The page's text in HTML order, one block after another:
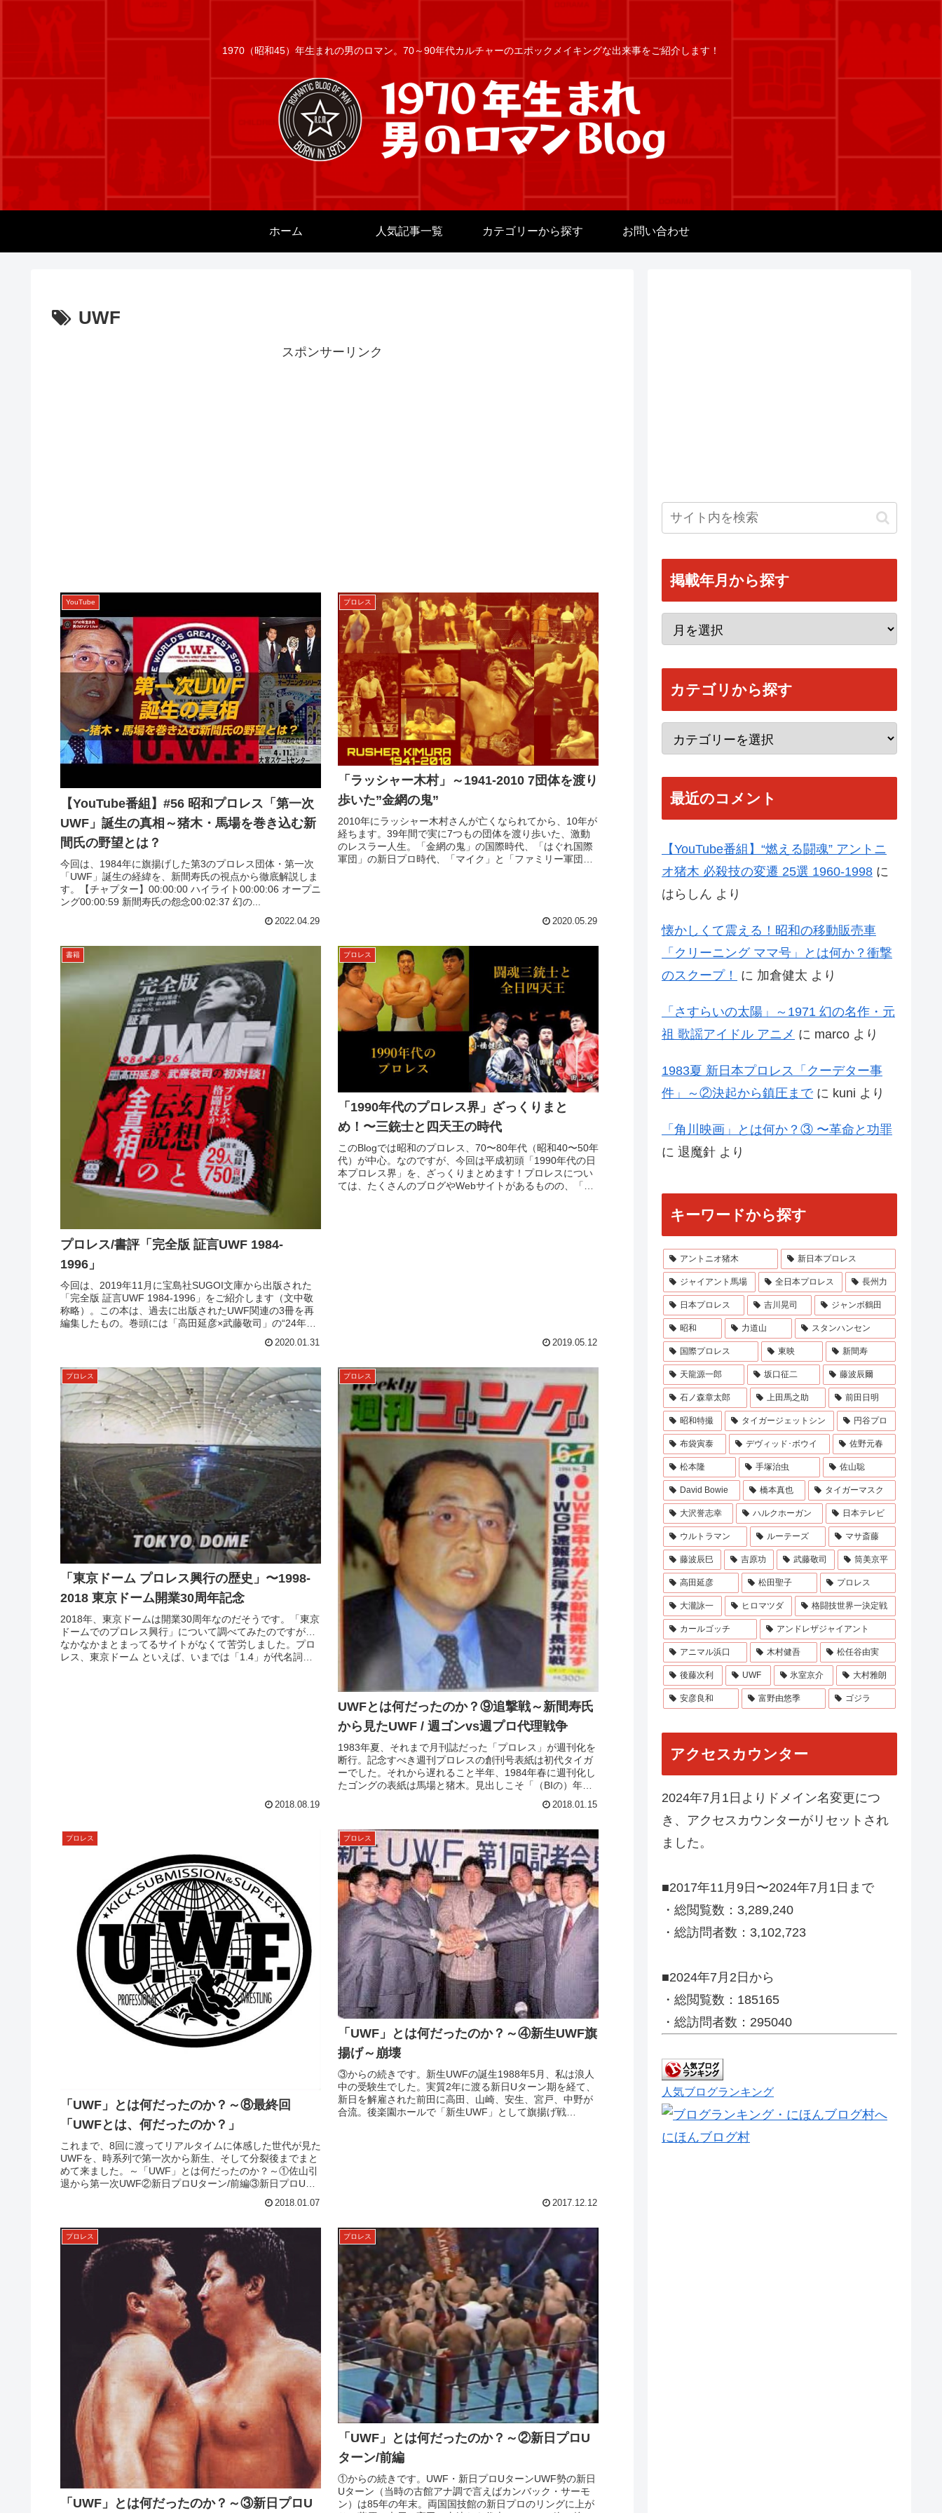
1970（昭和45）年生まれの男のロマン。70～90年代カルチャーのエポックメイキングな出来事をご紹介します！
ホーム 人気記事一覧 カテゴリーから探す お問い合わせ
UWF
スポンサーリンク
YouTube
【YouTube番組】#56 昭和プロレス「第一次
UWF」誕生の真相～猪木・馬場を巻き込む新
間氏の野望とは？
今回は、1984年に旗揚げした第3のプロレス団体・第一次
「UWF」誕生の経緯を、新間寿氏の視点から徹底解説しま
す。【チャプター】00:00:00 ハイライト00:00:06 オープニ
ング00:00:59 新間寿氏の怨念00:02:37 幻の...
2022.04.29
プロレス
「ラッシャー木村」～1941-2010 7団体を渡り
歩いた”金網の鬼”
2010年にラッシャー木村さんが亡くなられてから、10年が
経ちます。39年間で実に7つもの団体を渡り歩いた、激動
のレスラー人生。「金網の鬼」の国際時代、「はぐれ国際
軍団」の新日プロ時代、「マイク」と「ファミリー軍団」
2020.05.29
書籍
プロレス/書評「完全版 証言UWF 1984-
1996」
今回は、2019年11月に宝島社SUGOI文庫から出版された
「完全版 証言UWF 1984-1996」をご紹介します（文中敬
称略）。この本は、過去に出版されたUWF関連の3冊を再
編集したもの。巻頭には「高田延彦×武藤敬司」の“24年後
2020.01.31
プロレス
「1990年代のプロレス界」ざっくりまと
め！〜三銃士と四天王の時代
このBlogでは昭和のプロレス、70〜80年代（昭和40〜50年
代）が中心。なのですが、今回は平成初頭「1990年代の日
本プロレス界」を、ざっくりまとめます！プロレスについ
ては、たくさんのブログやWebサイトがあるものの、「90
2019.05.12
プロレス
「東京ドーム プロレス興行の歴史」〜1998-
2018 東京ドーム開業30周年記念
2018年、東京ドームは開業30周年なのだそうです。「東京
ドームでのプロレス興行」について調べてみたのですが…
なかなかまとまってるサイトがなくて苦労しました。プロ
レス、東京ドーム といえば、いまでは「1.4」が代名詞で
2018.08.19
プロレス
UWFとは何だったのか？⑨追撃戦～新間寿氏
から見たUWF / 週ゴンvs週プロ代理戦争
1983年夏、それまで月刊誌だった「プロレス」が週刊化を
断行。記念すべき週刊プロレスの創刊号表紙は初代タイガ
ーでした。それから遅れること半年、1984年春に週刊化し
たゴングの表紙は馬場と猪木。見出しこそ「（BIの）年内
2018.01.15
プロレス
「UWF」とは何だったのか？～⑧最終回
「UWFとは、何だったのか？」
これまで、8回に渡ってリアルタイムに体感した世代が見た
UWFを、時系列で第一次から新生、そして分裂後までまと
めて来ました。～「UWF」とは何だったのか？～①佐山引
退から第一次UWF②新日プロUターン/前編③新日プロUタ
2018.01.07
プロレス
「UWF」とは何だったのか？～④新生UWF旗
揚げ～崩壊
③からの続きです。新生UWFの誕生1988年5月、私は浪人
中の受験生でした。実質2年に渡る新日Uターン期を経て、
新日を解雇された前田に高田、山崎、安生、宮戸、中野が
合流。後楽園ホールで「新生UWF」として旗揚げ戦
2017.12.12
プロレス
「UWF」とは何だったのか？～③新日プロU
プロレス
「UWF」とは何だったのか？～②新日プロU
ターン/前編
①からの続きです。UWF・新日プロUターンUWF勢の新日
Uターン（当時の古館アナ調で言えばカンバック・サーモ
ン）は85年の年末。両国国技館の新日プロのリングに上が
掲載年月から探す
カテゴリから探す
最近のコメント
【YouTube番組】“燃える闘魂” アントニ
オ猪木 必殺技の変遷 25選 1960-1998 に
はらしん より
懐かしくて震える！昭和の移動販売車
「クリーニング ママ号」とは何か？衝撃
のスクープ！
に 加倉健太 より
「さすらいの太陽」～1971 幻の名作・元
祖 歌謡アイドル アニメ に marco より
1983夏 新日本プロレス「クーデター事
件」～②決起から鎮圧までに kuni より
「角川映画」とは何か？③ 〜革命と功罪
に 退魔針 より
キーワードから探す
アントニオ猪木 新日本プロレス
ジャイアント馬場 全日本プロレス 長州力
日本プロレス 吉川晃司 ジャンボ鶴田
昭和 力道山 スタンハンセン
国際プロレス 東映 新間寿
天龍源一郎 坂口征二 藤波辰爾
石ノ森章太郎 上田馬之助 前田日明
昭和特撮 タイガージェットシン 円谷プロ
布袋寅泰 デヴィッド･ボウイ 佐野元春
松本隆 手塚治虫 佐山聡
David Bowie 橋本真也 タイガーマスク
大沢誉志幸 ハルクホーガン 日本テレビ
ウルトラマン ルーテーズ マサ斎藤
藤波辰巳 吉原功 武藤敬司 筒美京平
高田延彦 松田聖子 プロレス
大瀧詠一 ヒロマツダ 格闘技世界一決定戦
カールゴッチ アンドレザジャイアント
アニマル浜口 木村健吾 松任谷由実
後藤次利 UWF 氷室京介 大村雅朗
安彦良和 富野由悠季 ゴジラ
アクセスカウンター
2024年7月1日よりドメイン名変更につ
き、アクセスカウンターがリセットされ
ました。
■2017年11月9日〜2024年7月1日まで
・総閲覧数：3,289,240
・総訪問者数：3,102,723
■2024年7月2日から
・総閲覧数：185165
・総訪問者数：295040
人気ブログランキング
にほんブログ村